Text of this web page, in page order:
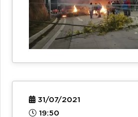
31/07/2021
19:50